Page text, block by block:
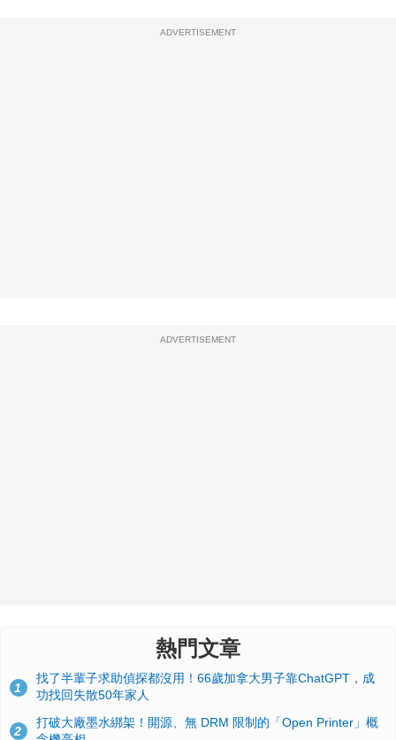
ADVERTISEMENT
ADVERTISEMENT
熱門文章
1
找了半輩子求助偵探都沒用！66歲加拿大男子靠ChatGPT，成
功找回失散50年家人
2
打破大廠墨水綁架！開源、無 DRM 限制的「Open Printer」概